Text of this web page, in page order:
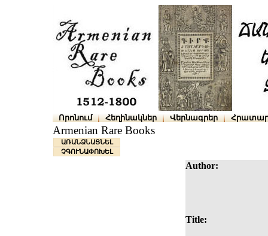
Որոնում Հեղինակներ Վերնագրեր
Armenian Rare Books
ԱՌԱՆՁՆԱՑՆԵԼ
ՉԳՈՒՆԱՓՈԽԵԼ
Author:
Title: